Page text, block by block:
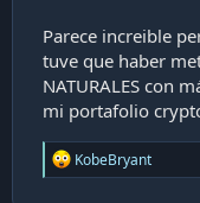
Parece increible
tuve que haber
NATURALES con
mi portafolio
R
e
KobeBryant